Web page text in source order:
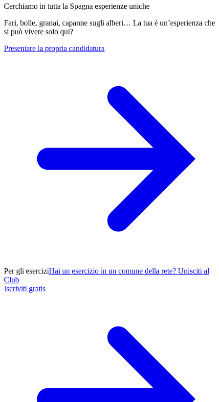
Cerchiamo in tutta la Spagna esperienze uniche
Fari, bolle, granai, capanne sugli alberi… La tua è un’esperienza che
si può vivere solo qui?
Presentare la propria candidatura
Per gli eserciziHai un esercizio in un comune della rete? Unisciti al
Club
Iscriviti gratis